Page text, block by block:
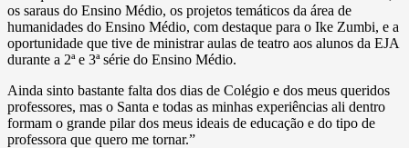
os saraus do Ensino Médio, os projetos temáticos da área de
humanidades do Ensino Médio, com destaque para o Ike Zumbi, e a
oportunidade que tive de ministrar aulas de teatro aos alunos da EJA
durante a 2ª e 3ª série do Ensino Médio.
Ainda sinto bastante falta dos dias de Colégio e dos meus queridos
professores, mas o Santa e todas as minhas experiências ali dentro
formam o grande pilar dos meus ideais de educação e do tipo de
professora que quero me tornar.”